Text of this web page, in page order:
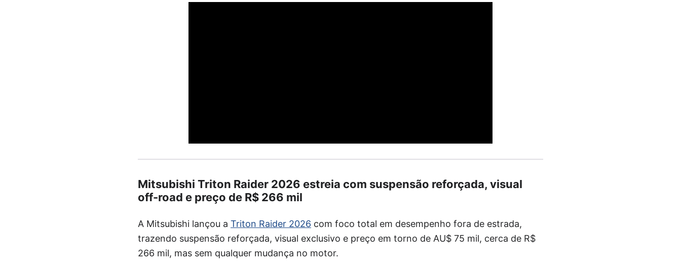
Mitsubishi Triton Raider 2026 estreia com suspensão reforçada, visual
off-road e preço de R$ 266 mil
A Mitsubishi lançou a Triton Raider 2026 com foco total em desempenho fora de estrada,
trazendo suspensão reforçada, visual exclusivo e preço em torno de AU$ 75 mil, cerca de R$
266 mil, mas sem qualquer mudança no motor.